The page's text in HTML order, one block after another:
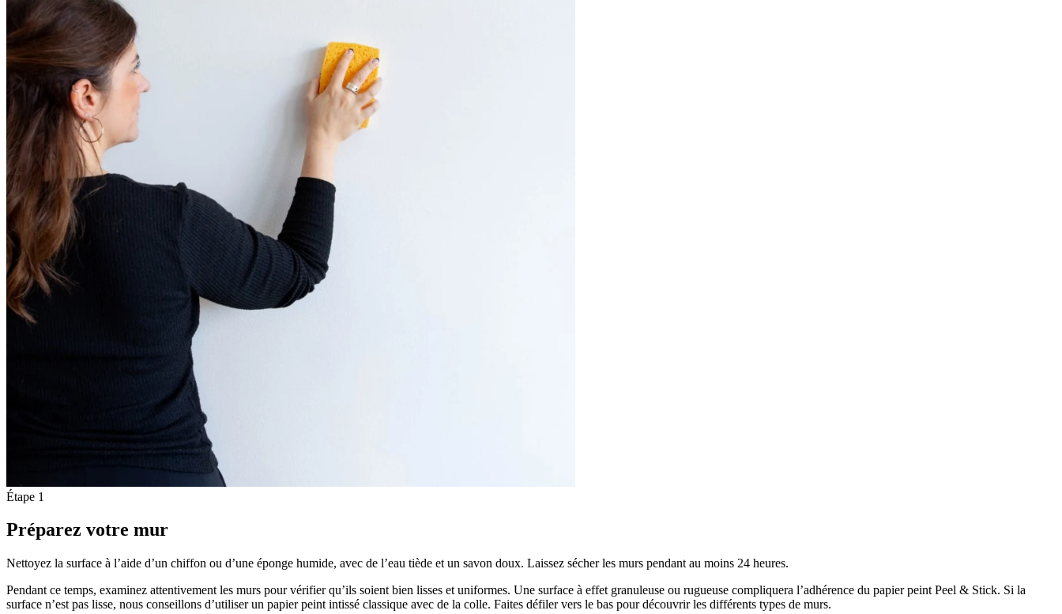
Étape 1
Préparez votre mur
Nettoyez la surface à l’aide d’un chiffon ou d’une éponge humide, avec de l’eau tiède et un savon doux. Laissez sécher les murs pendant au moins 24 heures.
Pendant ce temps, examinez attentivement les murs pour vérifier qu’ils soient bien lisses et uniformes. Une surface à effet granuleuse ou rugueuse compliquera l’adhérence du papier peint Peel & Stick. Si la
surface n’est pas lisse, nous conseillons d’utiliser un papier peint intissé classique avec de la colle. Faites défiler vers le bas pour découvrir les différents types de murs.